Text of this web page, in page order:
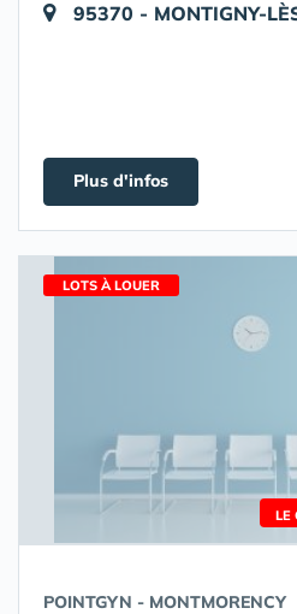
95370 - MONTIGNY-
Plus d'infos
LE
LOTS À LOUER
POINTGYN - MONTMORENCY